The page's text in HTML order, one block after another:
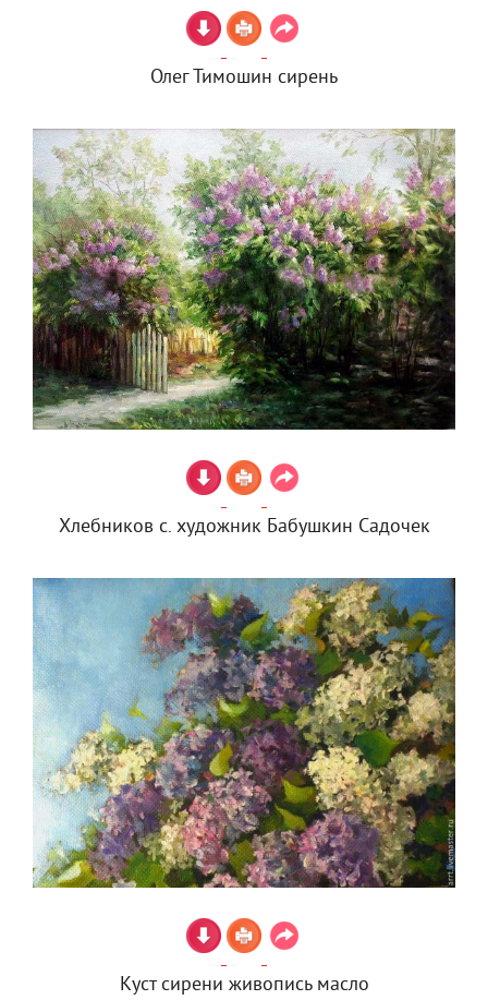
Олег Тимошин сирень
Хлебников с. художник Бабушкин Садочек
Куст сирени живопись масло